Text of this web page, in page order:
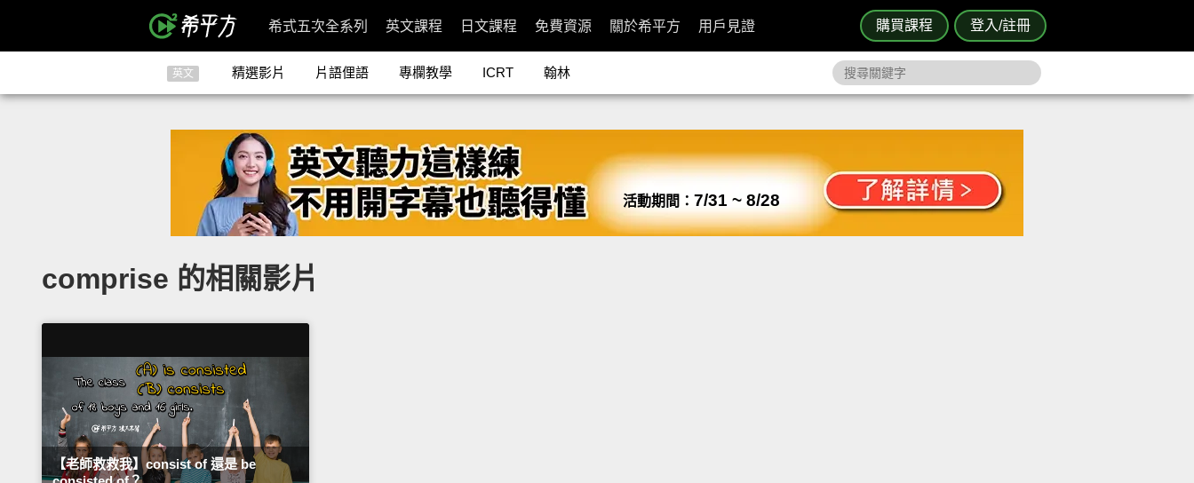
購買課程 登入/註冊
希式五次全系列 英文課程 日文課程 免費資源 關於希平方 用戶見證
英文 精選影片 片語俚語 專欄教學 ICRT 翰林
活動期間： 7/31 ~ 8/28
comprise 的相關影片
【老師救救我】consist of 還是 be